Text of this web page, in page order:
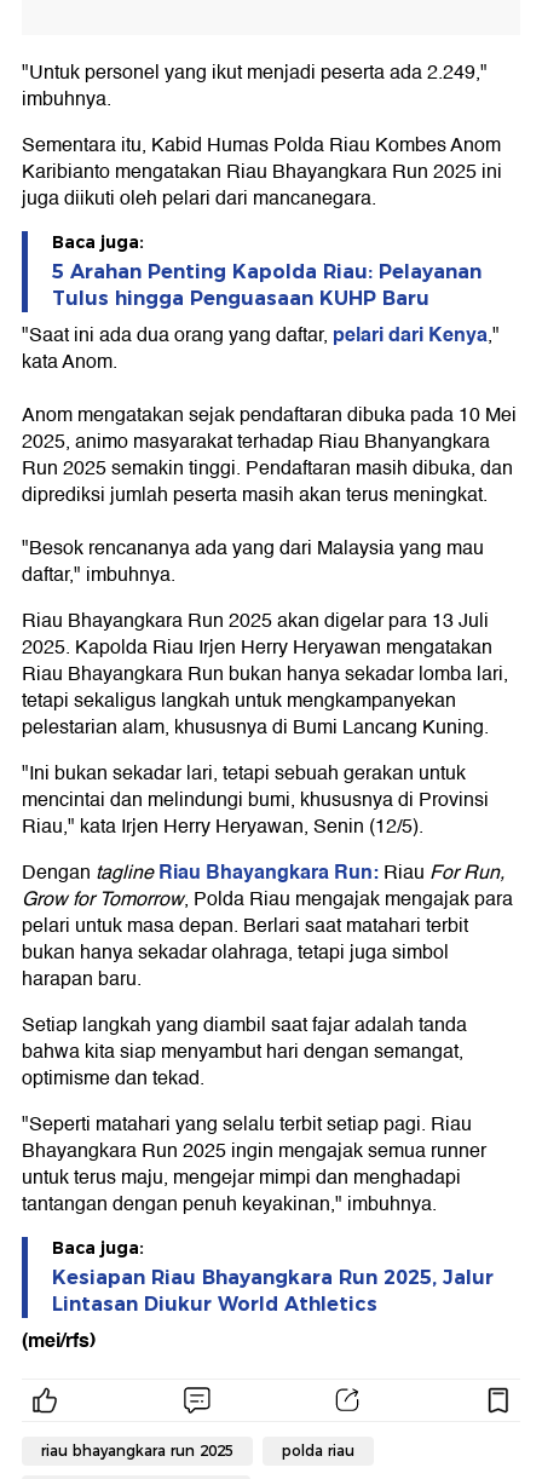
"Untuk personel yang ikut menjadi peserta ada 2.249,"
imbuhnya.
Sementara itu, Kabid Humas Polda Riau Kombes Anom
Karibianto mengatakan Riau Bhayangkara Run 2025 ini
juga diikuti oleh pelari dari mancanegara.
Baca juga:
5 Arahan Penting Kapolda Riau: Pelayanan
Tulus hingga Penguasaan KUHP Baru
"Saat ini ada dua orang yang daftar, pelari dari Kenya,"
kata Anom.
Anom mengatakan sejak pendaftaran dibuka pada 10 Mei
2025, animo masyarakat terhadap Riau Bhanyangkara
Run 2025 semakin tinggi. Pendaftaran masih dibuka, dan
diprediksi jumlah peserta masih akan terus meningkat.
"Besok rencananya ada yang dari Malaysia yang mau
daftar," imbuhnya.
Riau Bhayangkara Run 2025 akan digelar para 13 Juli
2025. Kapolda Riau Irjen Herry Heryawan mengatakan
Riau Bhayangkara Run bukan hanya sekadar lomba lari,
tetapi sekaligus langkah untuk mengkampanyekan
pelestarian alam, khususnya di Bumi Lancang Kuning.
"Ini bukan sekadar lari, tetapi sebuah gerakan untuk
mencintai dan melindungi bumi, khususnya di Provinsi
Riau," kata Irjen Herry Heryawan, Senin (12/5).
Dengan taglineRiau Bhayangkara Run:Riau For Run,
Grow for Tomorrow, Polda Riau mengajak mengajak para
pelari untuk masa depan. Berlari saat matahari terbit
bukan hanya sekadar olahraga, tetapi juga simbol
harapan baru.
Setiap langkah yang diambil saat fajar adalah tanda
bahwa kita siap menyambut hari dengan semangat,
optimisme dan tekad.
"Seperti matahari yang selalu terbit setiap pagi. Riau
Bhayangkara Run 2025 ingin mengajak semua runner
untuk terus maju, mengejar mimpi dan menghadapi
tantangan dengan penuh keyakinan," imbuhnya.
Baca juga:
Kesiapan Riau Bhayangkara Run 2025, Jalur
Lintasan Diukur World Athletics
(mei/rfs)
riau bhayangkara run 2025 polda riau